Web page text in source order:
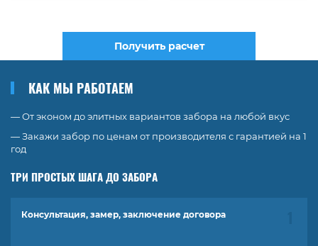
Получить расчет
КАК МЫ РАБОТАЕМ
— От эконом до элитных вариантов забора на любой вкус
— Закажи забор по ценам от производителя с гарантией на 1
год
ТРИ ПРОСТЫХ ШАГА ДО ЗАБОРА
Консультация, замер, заключение договора